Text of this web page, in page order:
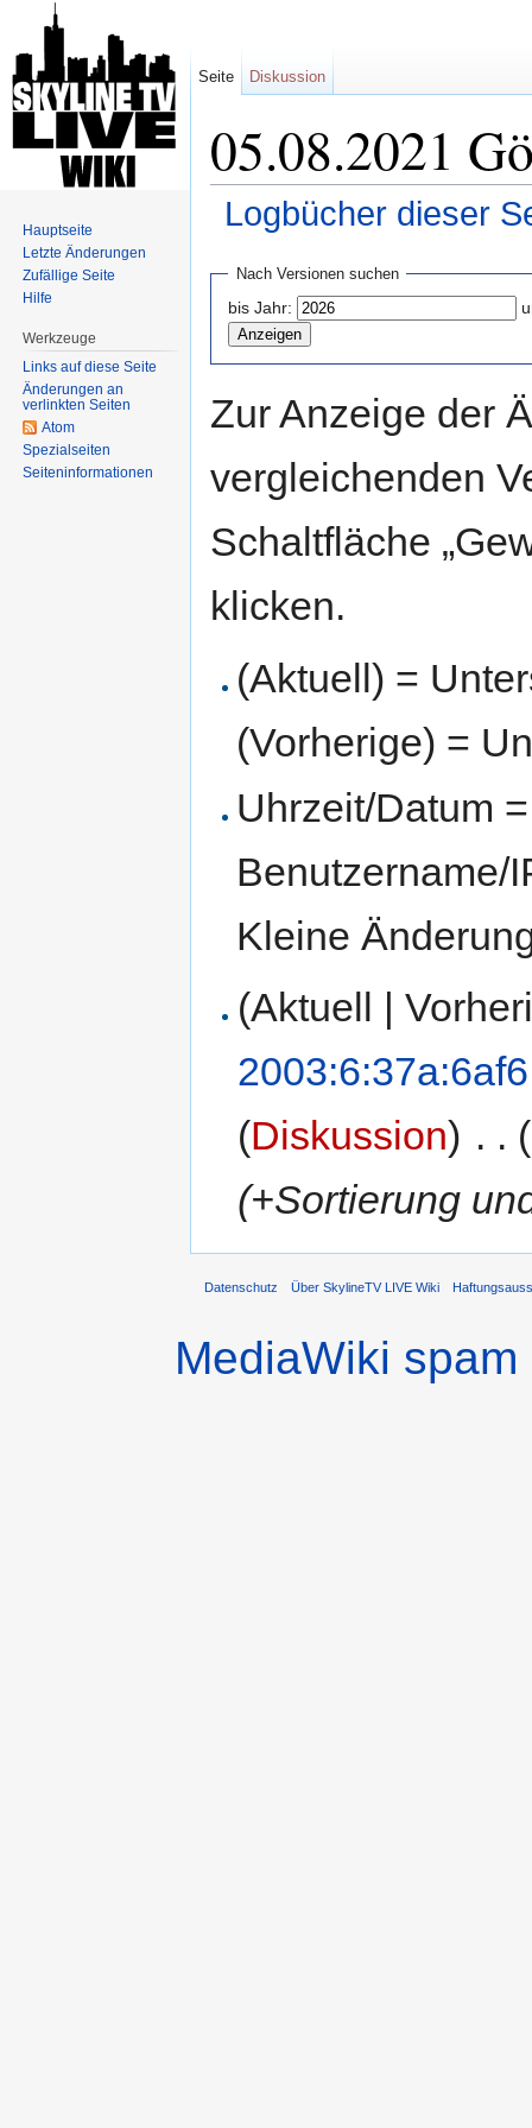
05.08.2021
Logbücher dieser
Nach Versionen suchen
bis Jahr:
Zur Anzeige der
vergleichenden
Schaltfläche
klicken.
(Aktuell) =
(Vorherige) =
Uhrzeit/Datum
Benutzername/
Kleine
(Aktuell |
(Diskussion) . .
(+Sortierung
Seite Diskussion
Hauptseite
Letzte Änderungen
Zufällige Seite
Hilfe
Werkzeuge
Links auf diese Seite
Änderungen an
verlinkten Seiten
Atom
Spezialseiten
Seiten­informationen
Datenschutz Über SkylineTV LIVE Wiki
MediaWiki spam